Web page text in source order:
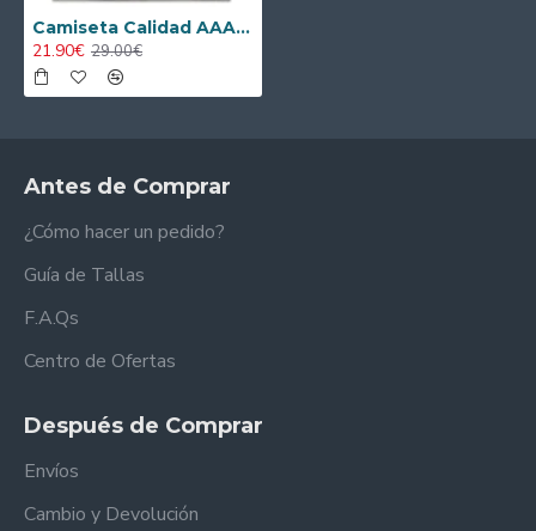
Camiseta Calidad AAA de Portero AC Milan Visitante Segunda Equipación 2025/26 Equipación
21.90€ 29.00€
Antes de Comprar
¿Cómo hacer un pedido?
Guía de Tallas
F.A.Qs
Centro de Ofertas
Después de Comprar
Envíos
Cambio y Devolución